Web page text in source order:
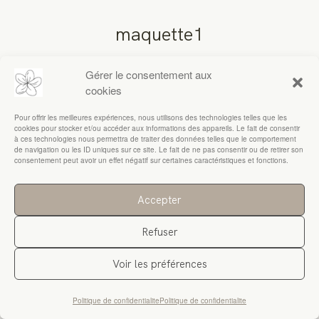
Gérer le consentement aux
cookies
Pour offrir les meilleures expériences, nous utilisons des technologies telles que les
cookies pour stocker et/ou accéder aux informations des appareils. Le fait de consentir
à ces technologies nous permettra de traiter des données telles que le comportement
de navigation ou les ID uniques sur ce site. Le fait de ne pas consentir ou de retirer son
consentement peut avoir un effet négatif sur certaines caractéristiques et fonctions.
Accepter
Refuser
Voir les préférences
Politique de confidentialitePolitique de confidentialite
RESSOURCES
maquette1